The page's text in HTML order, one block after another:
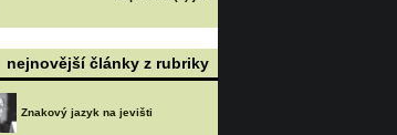
nejnovější články z rubriky
Znakový jazyk na jevišti